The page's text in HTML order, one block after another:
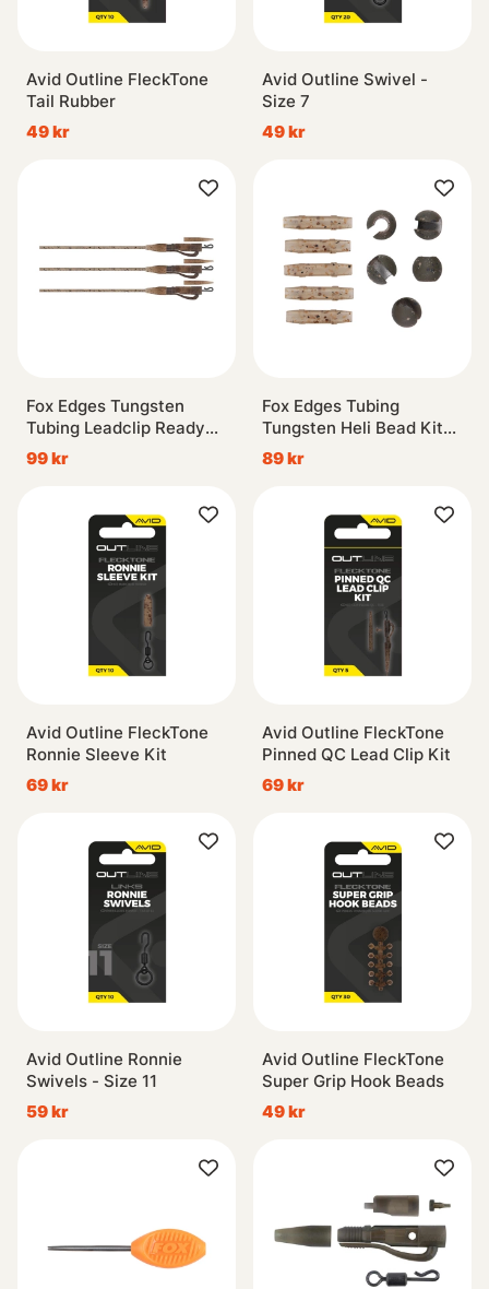
Avid Outline FleckTone
Tail Rubber
49 kr
Avid Outline Swivel -
Size 7
49 kr
Fox Edges Tungsten
Tubing Leadclip Ready
Rigs Size 7 3pcs
99 kr
Fox Edges Tubing
Tungsten Heli Bead Kit
5pcs
89 kr
Avid Outline FleckTone
Ronnie Sleeve Kit
69 kr
Avid Outline FleckTone
Pinned QC Lead Clip Kit
69 kr
Avid Outline Ronnie
Swivels - Size 11
59 kr
Avid Outline FleckTone
Super Grip Hook Beads
49 kr